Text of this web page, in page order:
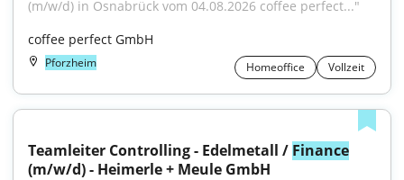
(m/w/d) in Osnabrück vom 04.08.2026 coffee perfect..."
coffee perfect GmbH
Pforzheim Homeoffice Vollzeit
Teamleiter Controlling - Edelmetall / Finance
(m/w/d) - Heimerle + Meule GmbH